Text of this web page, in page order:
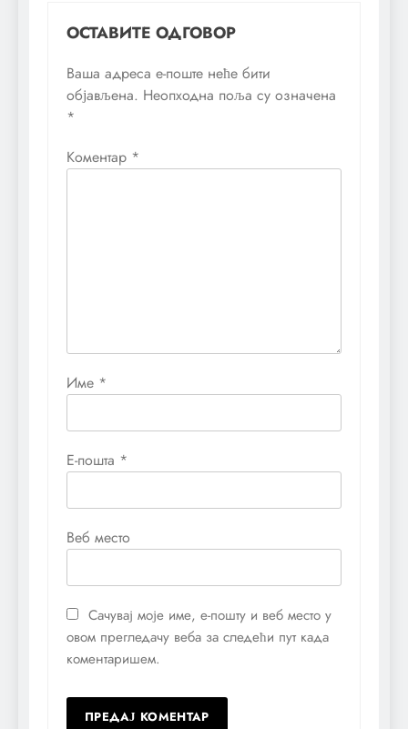
ОСТАВИТЕ ОДГОВОР
Ваша адреса е-поште неће бити
објављена. Неопходна поља су означена
*
Коментар *
Име *
Е-пошта *
Веб место
Сачувај моје име, е-пошту и веб место у
овом прегледачу веба за следећи пут када
коментаришем.